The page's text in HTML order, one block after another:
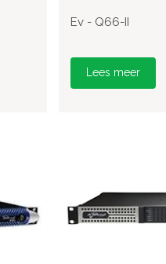
Ev - Q66-II
Lees meer